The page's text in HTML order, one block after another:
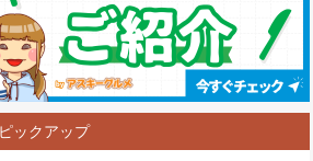
ピックアップ